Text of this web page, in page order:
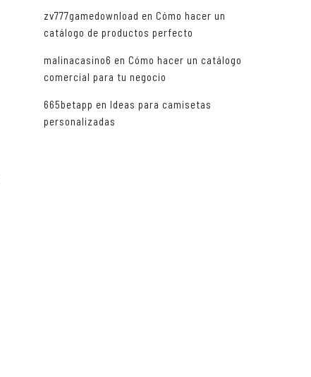
zv777gamedownload en Cómo hacer un
catálogo de productos perfecto
malinacasino6 en Cómo hacer un catálogo
comercial para tu negocio
665betapp en Ideas para camisetas
personalizadas